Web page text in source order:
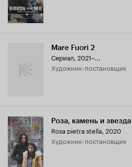
Mare Fuori 2
Сериал, 2021–...
Художник-постановщик
Роза, камень и звезда
Rosa pietra stella, 2020
Художник-постановщик